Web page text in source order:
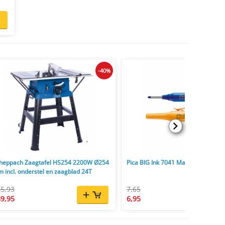
Zaagtafel HS254 2200W Ø254
incl. onderstel en zaagblad 24T
-40%
Pica BIG Ink 7041 Markeerstift XL
7,65
6,95